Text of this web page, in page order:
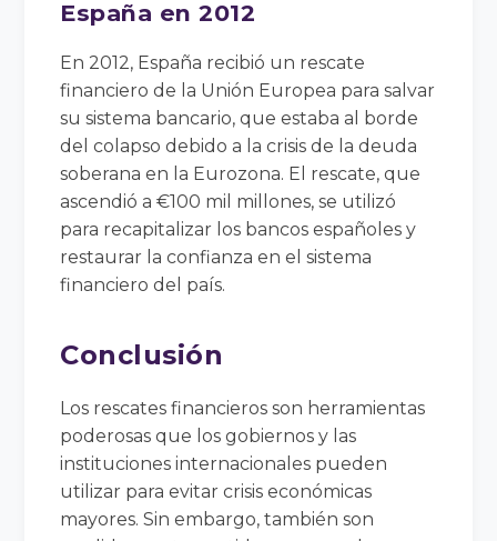
España en 2012
En 2012, España recibió un rescate
financiero de la Unión Europea para salvar
su sistema bancario, que estaba al borde
del colapso debido a la crisis de la deuda
soberana en la Eurozona. El rescate, que
ascendió a €100 mil millones, se utilizó
para recapitalizar los bancos españoles y
restaurar la confianza en el sistema
financiero del país.
Conclusión
Los rescates financieros son herramientas
poderosas que los gobiernos y las
instituciones internacionales pueden
utilizar para evitar crisis económicas
mayores. Sin embargo, también son